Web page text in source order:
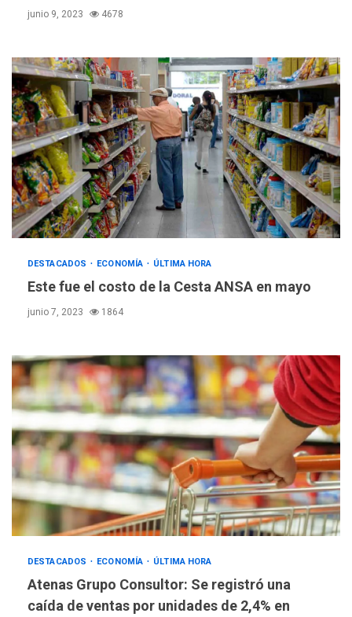
junio 9, 2023 4678
DESTACADOS ECONOMÍA ÚLTIMA HORA
Este fue el costo de la Cesta ANSA en mayo
junio 7, 2023 1864
DESTACADOS ECONOMÍA ÚLTIMA HORA
Atenas Grupo Consultor: Se registró una
caída de ventas por unidades de 2,4% en
3
nueva mesa de diálogo
4
INTERNACIONALES ÚLTIMA HORA
Hiroshima 81 años de la
debacle atómica. Japón
debate principios no
nucleares
5
INTERNACIONALES
TITULARES
ÚLTIMA HORA
Trump vuelve intenta
ciudadanía por nacimiento
GUERRA EN EL MUNDO
TITULARES